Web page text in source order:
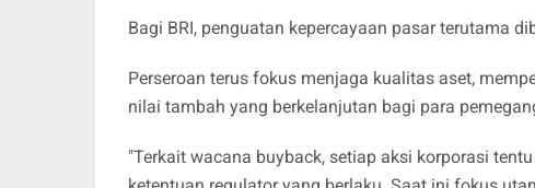
Bagi BRI, penguatan kepercayaan pasar terutama
Perseroan terus fokus menjaga kualitas aset,
nilai tambah yang berkelanjutan bagi para
"Terkait wacana buyback, setiap aksi korporasi